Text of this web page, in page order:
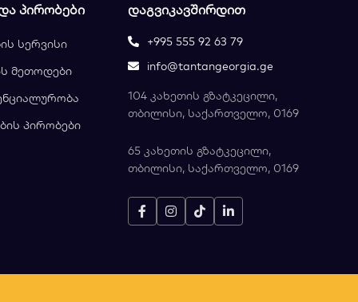
ᲞᲘᲠᲝᲑᲔᲑᲘ
სერვისი
მეთოდები
პირობები
ᲓᲐᲒᲕᲘᲙᲐᲕᲨᲘᲠᲓᲘᲗ
+995 555 92 63 79
info@tantangeorgia.ge
104 კახეთის გზატკეცილი,
თბილისი, საქართველო, 0169
65 კახეთის გზატკეცილი,
თბილისი, საქართველო, 0169